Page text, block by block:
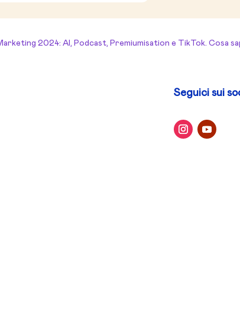
2024: AI, Podcast, Premiumisation e TikTok. Cosa
Seguici sui